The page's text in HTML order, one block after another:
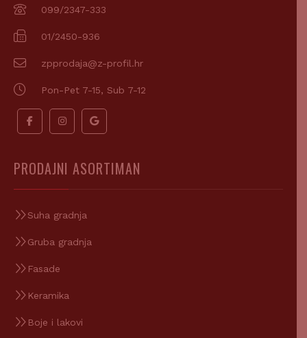
099/2347-333
01/2450-936
zpprodaja@z-profil.hr
Pon-Pet 7-15, Sub 7-12
PRODAJNI ASORTIMAN
Suha gradnja
Gruba gradnja
Fasade
Keramika
Boje i lakovi